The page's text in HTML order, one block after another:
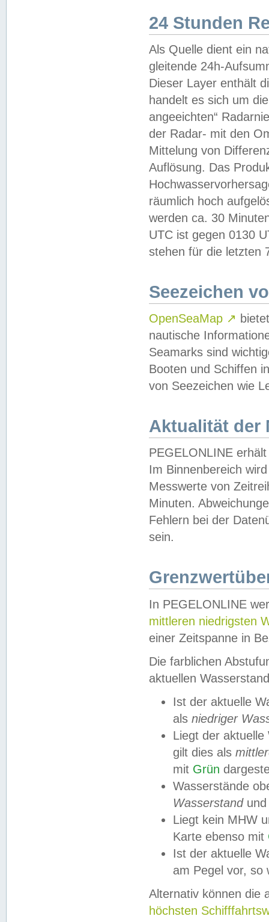
24 Stunden
Als Quelle dient ein
gleitende 24h-
Dieser Layer enthält
handelt es sich um
angeeichten“
der Radar- mit den
Mittelung von
Auflösung. Das
räumlich hoch
werden ca. 30
UTC ist gegen 0130
stehen für die letzten
Seezeichen
OpenSeaMap ↗
nautische
Seamarks sind
Booten und Schiffen
von Seezeichen wie
Aktualität der
PEGELONLINE
Im Binnenbereich
Messwerte von
Minuten.
Fehlern bei der
sein.
In PEGELONLINE
mittleren niedrigsten
einer Zeitspanne in
Die farblichen
aktuellen
Ist der aktuelle
als niedriger
Liegt der
gilt dies als
mit Grün
Wasserstände
Wasserstandund
Liegt kein MHW
Karte ebenso mit
Ist der aktuelle
am Pegel vor,
Alternativ können die
höchsten